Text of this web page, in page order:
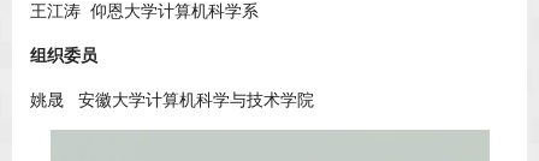
王江涛 仰恩大学计算机科学系
组织委员
姚晟 安徽大学计算机科学与技术学院